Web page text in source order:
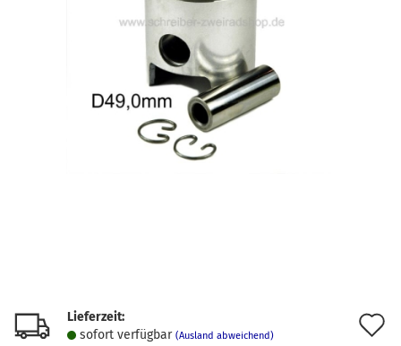
Lieferzeit:
sofort verfügbar (Ausland abweichend)